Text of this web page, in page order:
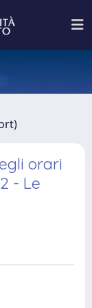
orari
- Le